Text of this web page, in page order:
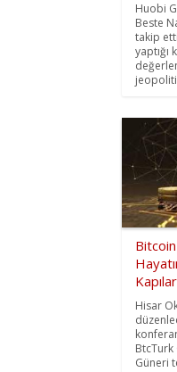
Huobi
Beste
takip
yaptığı
Hisar
BtcTurk
Güneri